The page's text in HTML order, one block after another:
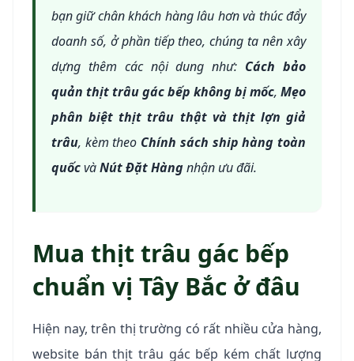
bạn giữ chân khách hàng lâu hơn và thúc đẩy
doanh số, ở phần tiếp theo, chúng ta nên xây
dựng thêm các nội dung như: Cách bảo
quản thịt trâu gác bếp không bị mốc, Mẹo
phân biệt thịt trâu thật và thịt lợn giả
trâu, kèm theo Chính sách ship hàng toàn
quốcvàNút Đặt Hàngnhận ưu đãi.
Mua thịt trâu gác bếp
chuẩn vị Tây Bắc ở đâu
Hiện nay, trên thị trường có rất nhiều cửa hàng,
website bán thịt trâu gác bếp kém chất lượng